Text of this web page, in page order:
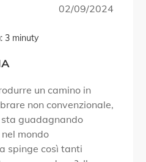
02/09/2024
3 minuty
un camino in
non convenzionale,
guadagnando
mondo
spinge così tanti